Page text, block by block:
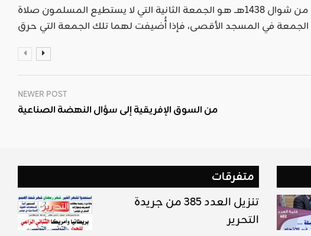
يوم السابع والعشرين من شوال 1438هــ هو الجمعة الثانية التي لا يستطيع المسلمون صلاة
NEWER POST
من السوق الإفريقية إلى سؤال النهضة الصناعية
متفرقات
تنزيل العدد 385 من جريدة
التحرير